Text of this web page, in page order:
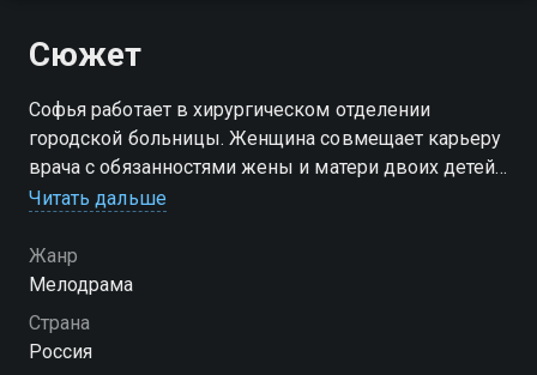
Сюжет
Софья работает в хирургическом отделении
городской больницы. Женщина совмещает карьеру
врача с обязанностями жены и матери двоих детей.
Её жизнь расписана буквально по минутам, но
Посмотреть онлайн 1 сезон сериала Стрекоза над
омутом вы можете совершенно бесплатно в
хорошем HD качестве на Смотрёшке
Читать дальше
Жанр
Мелодрама
Страна
Россия